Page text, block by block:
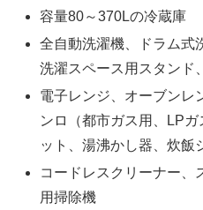
容量80～370Lの冷蔵庫
全自動洗濯機、ドラム式
洗濯スペース用スタンド
電子レンジ、オーブンレ
ンロ（都市ガス用、LP
ット、湯沸かし器、炊飯
コードレスクリーナー、
用掃除機